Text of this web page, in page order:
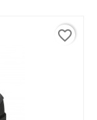
favorite_border